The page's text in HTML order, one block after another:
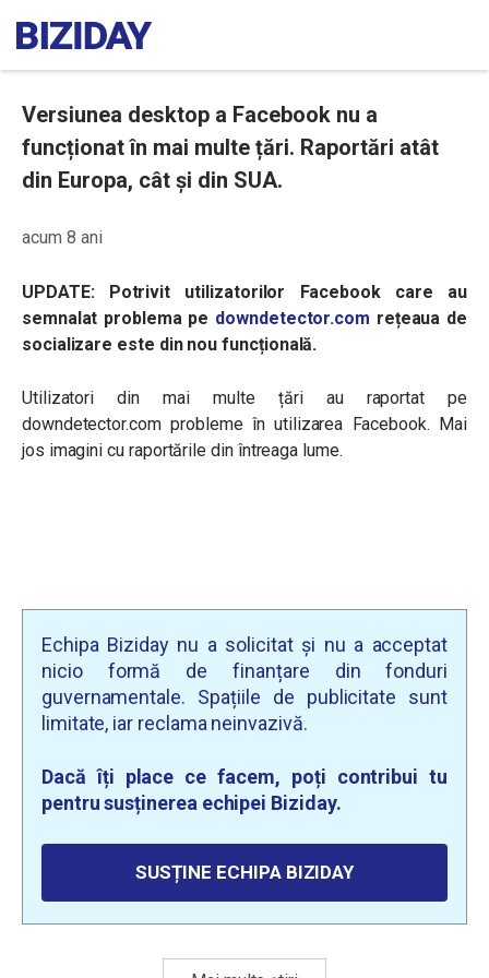
Versiunea desktop a Facebook nu a
funcționat în mai multe țări. Raportări atât
din Europa, cât și din SUA.
acum 8 ani
UPDATE: Potrivit utilizatorilor Facebook care au
semnalat problema pe downdetector.com rețeaua de
socializare este din nou funcțională.
Utilizatori din mai multe țări au raportat pe
downdetector.com probleme în utilizarea Facebook. Mai
jos imagini cu raportările din întreaga lume.
Echipa Biziday nu a solicitat și nu a acceptat
nicio formă de finanțare din fonduri
guvernamentale. Spațiile de publicitate sunt
limitate, iar reclama neinvazivă.
Dacă îți place ce facem, poți contribui tu
pentru susținerea echipei Biziday.
SUSȚINE ECHIPA BIZIDAY